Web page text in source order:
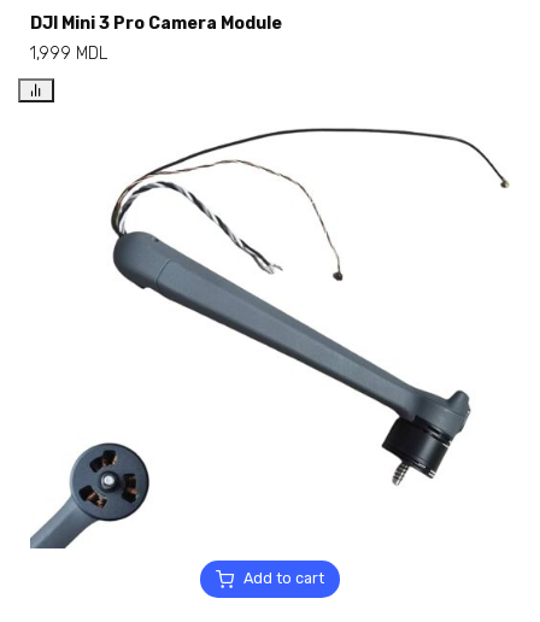
DJI Mini 3 Pro Camera Module
1,999 MDL
Add to cart